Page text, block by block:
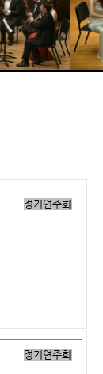
정기연주회
정기연주회